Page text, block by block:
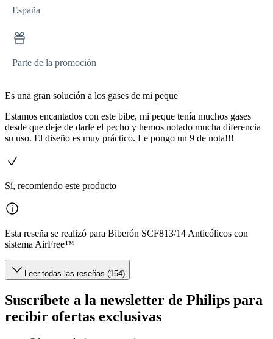
España
Parte de la promoción
Es una gran solución a los gases de mi peque
Estamos encantados con este bibe, mi peque tenía muchos gases
desde que deje de darle el pecho y hemos notado mucha diferencia
su uso. El diseño es muy práctico. Le pongo un 9 de nota!!!
Sí, recomiendo este producto
Esta reseña se realizó para Biberón SCF813/14 Anticólicos con
sistema AirFree™
Leer todas las reseñas (154)
Suscríbete a la newsletter de Philips para
recibir ofertas exclusivas